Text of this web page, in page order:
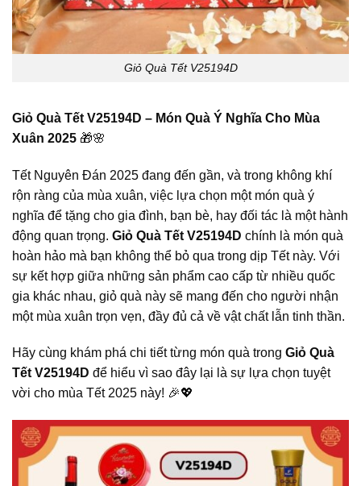
Giỏ Quà Tết V25194D
Giỏ Quà Tết V25194D – Món Quà Ý Nghĩa Cho Mùa
Xuân 2025 🎁🌸
Tết Nguyên Đán 2025 đang đến gần, và trong không khí
rộn ràng của mùa xuân, việc lựa chọn một món quà ý
nghĩa để tặng cho gia đình, bạn bè, hay đối tác là một hành
động quan trọng. Giỏ Quà Tết V25194D chính là món quà
hoàn hảo mà bạn không thể bỏ qua trong dịp Tết này. Với
sự kết hợp giữa những sản phẩm cao cấp từ nhiều quốc
gia khác nhau, giỏ quà này sẽ mang đến cho người nhận
một mùa xuân trọn vẹn, đầy đủ cả về vật chất lẫn tinh thần.
Hãy cùng khám phá chi tiết từng món quà trong Giỏ Quà
Tết V25194D để hiểu vì sao đây lại là sự lựa chọn tuyệt
vời cho mùa Tết 2025 này! 🎉💖